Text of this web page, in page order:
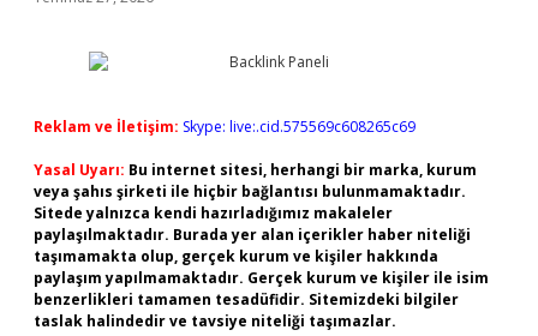
Reklam ve İletişim: Skype: live:.cid.575569c608265c69
Yasal Uyarı: Bu internet sitesi, herhangi bir marka, kurum
veya şahıs şirketi ile hiçbir bağlantısı bulunmamaktadır.
Sitede yalnızca kendi hazırladığımız makaleler
paylaşılmaktadır. Burada yer alan içerikler haber niteliği
taşımamakta olup, gerçek kurum ve kişiler hakkında
paylaşım yapılmamaktadır. Gerçek kurum ve kişiler ile isim
benzerlikleri tamamen tesadüfidir. Sitemizdeki bilgiler
taslak halindedir ve tavsiye niteliği taşımazlar.